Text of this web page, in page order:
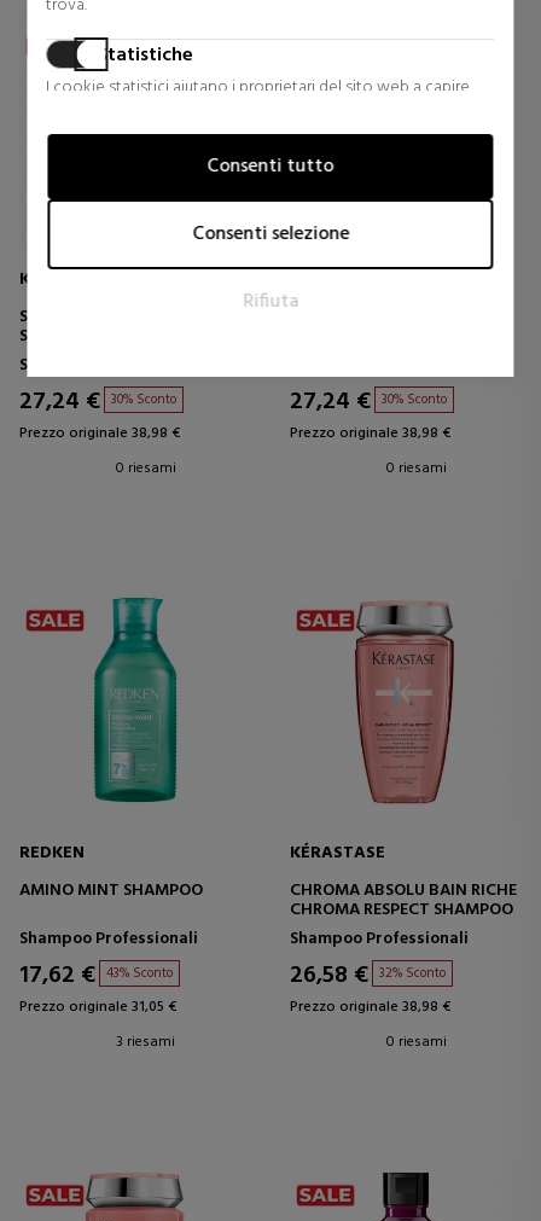
Statistiche
I cookie statistici aiutano i proprietari del sito web a capire
trasmettendo informazioni in forma anonima.
I cookie per il marketing vengono utilizzati per tracciare i
pertinenti e coinvolgenti per il singolo utente e quindi quelli
di maggior valore per gli editori e gli inserzionisti terzi.
Consenti tutto
Consenti selezione
Rifiuta
KÉRASTASE
SPECIFIQUE BAIN PRÉVENTION
SHAMPOO
Shampoo Professionali
27,24 € 30% Sconto
Prezzo originale 38,98 €
0 riesami
KÉRASTASE
SPECIFIQUE BAIN VITAL
27,24 € 30% Sconto
Prezzo originale 38,98 €
0 riesami
REDKEN
AMINO MINT SHAMPOO
Shampoo Professionali
17,62 € 43% Sconto
Prezzo originale 31,05 €
3 riesami
KÉRASTASE
CHROMA ABSOLU BAIN RICHE
CHROMA RESPECT SHAMPOO
Shampoo Professionali
26,58 € 32% Sconto
Prezzo originale 38,98 €
0 riesami